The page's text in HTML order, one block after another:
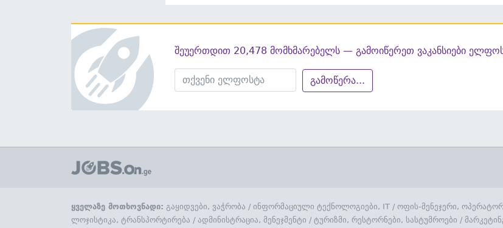
შეუერთდით 20,478 მომხმარებელს — გამოიწერეთ ვაკანსიები
გამოწერა...
ყველაზე მოთხოვნადი: გაყიდვები, ვაჭრობა / ინფორმაციული ტექნოლოგიები, IT / ოფის-მენეჯერი,
ლოჯისტიკა, ტრანსპორტირება / ადმინისტრაცია, მენეჯმენტი / ტურიზმი, რესტორნები, სასტუმროები /